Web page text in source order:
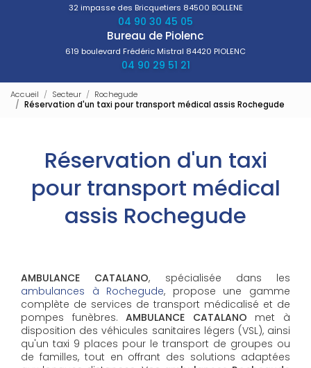
32 impasse des Bricquetiers 84500 BOLLENE
04 90 30 45 05
Bureau de Piolenc
619 boulevard Frédéric Mistral 84420 PIOLENC
04 90 29 51 21
Accueil Secteur
Rochegude
Réservation d'un taxi pour transport médical assis Rochegude
Réservation d'un taxi
pour transport médical
assis Rochegude
AMBULANCE CATALANO, spécialisée dans les
ambulances à Rochegude, propose une gamme
complète de services de transport médicalisé et de
pompes funèbres.AMBULANCE CATALANO met à
disposition des véhicules sanitaires légers (VSL), ainsi
qu'un taxi 9 places pour le transport de groupes ou
de familles, tout en offrant des solutions adaptées